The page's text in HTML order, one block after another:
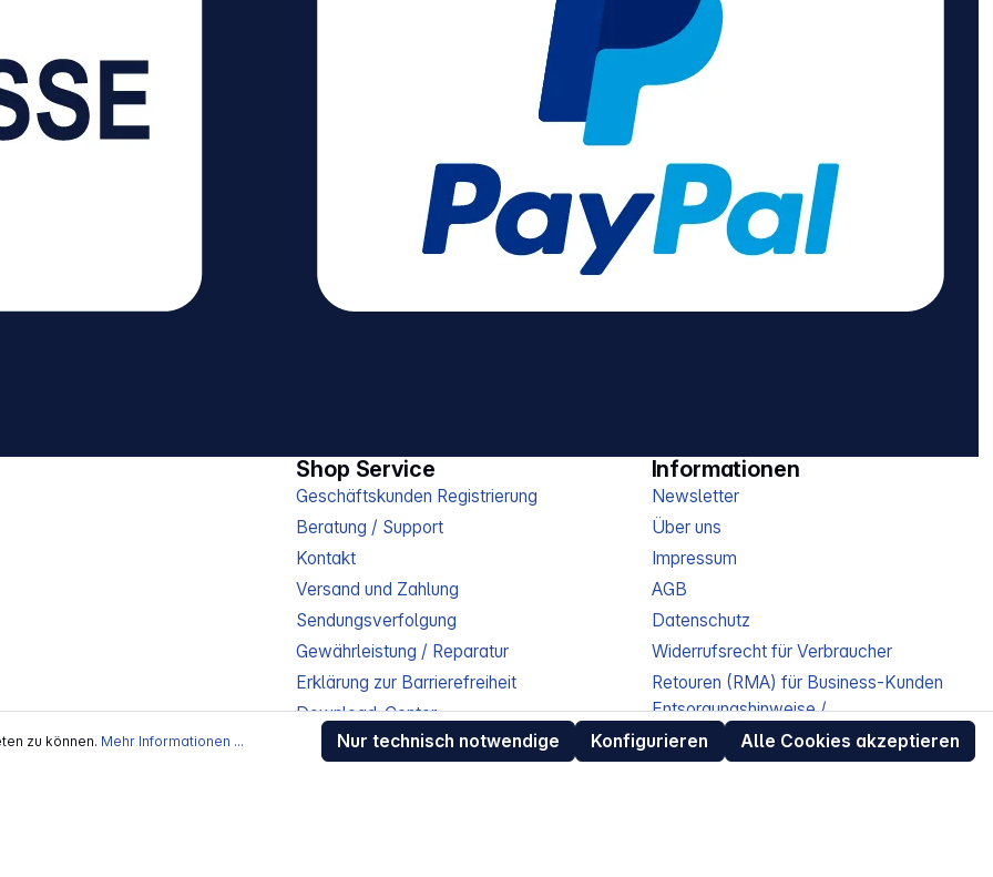
Shop Service
Geschäftskunden Registrierung
Beratung / Support
Kontakt
Versand und Zahlung
Sendungsverfolgung
Gewährleistung / Reparatur
Erklärung zur Barrierefreiheit
Download-Center
Informationen
Newsletter
Über uns
Impressum
AGB
Datenschutz
Widerrufsrecht für Verbraucher
Retouren (RMA) für Business-Kunden
Entsorgungshinweise /
Altgeräterücknahme
Kundeninformation / Bestellablauf
zu können. Mehr Informationen ... Nur technisch notwendige Konfigurieren Alle Cookies akzeptieren